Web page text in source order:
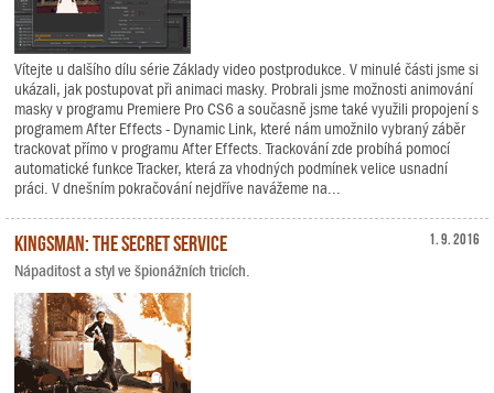
Vítejte u dalšího dílu série Základy video postprodukce. V minulé části jsme si
ukázali, jak postupovat při animaci masky. Probrali jsme možnosti animování
masky v programu Premiere Pro CS6 a současně jsme také využili propojení s
programem After Effects - Dynamic Link, které nám umožnilo vybraný záběr
trackovat přímo v programu After Effects. Trackování zde probíhá pomocí
automatické funkce Tracker, která za vhodných podmínek velice usnadní
práci. V dnešním pokračování nejdříve navážeme na...
1. 9. 2016
Kingsman: The Secret Service
Nápaditost a styl ve špionážních tricích.